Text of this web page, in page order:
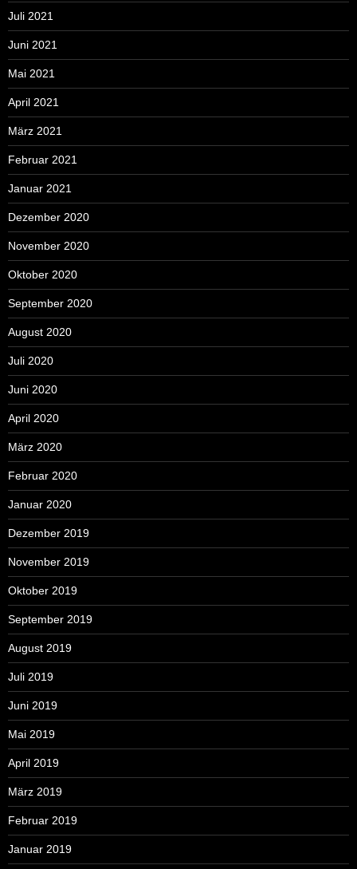
Juli 2021
Juni 2021
Mai 2021
April 2021
März 2021
Februar 2021
Januar 2021
Dezember 2020
November 2020
Oktober 2020
September 2020
August 2020
Juli 2020
Juni 2020
April 2020
März 2020
Februar 2020
Januar 2020
Dezember 2019
November 2019
Oktober 2019
September 2019
August 2019
Juli 2019
Juni 2019
Mai 2019
April 2019
März 2019
Februar 2019
Januar 2019